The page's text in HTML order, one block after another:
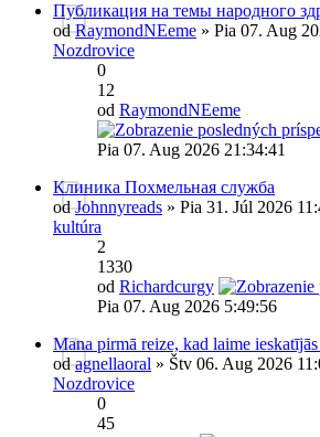
Публикация на темы народного
odRaymondNEeme » Pia 07. Aug
Nozdrovice
0
12
od RaymondNEeme
Pia 07. Aug 2026 21:34:41
Клиника Похмельная служба
odJohnnyreads » Pia 31. Júl 2026
kultúra
2
1330
od Richardcurgy
Pia 07. Aug 2026 5:49:56
Mana pirmā reize, kad laime
odagnellaoral » Štv 06. Aug 2026
Nozdrovice
0
45